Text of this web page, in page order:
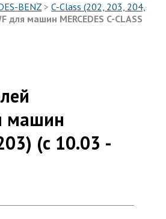
BENZ>C-Class (202, 203, 204,
машин MERCEDES C-CLASS
машин
(с 10.03 -